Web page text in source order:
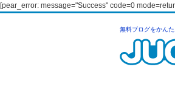
[pear_error: message="Success" code=0
無料ブログをかん